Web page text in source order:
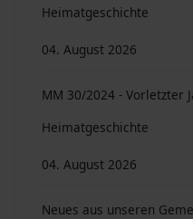
Heimatgeschichte
04. August 2026
MM 30/2024 - Vorletzter
Heimatgeschichte
04. August 2026
Neues aus unseren